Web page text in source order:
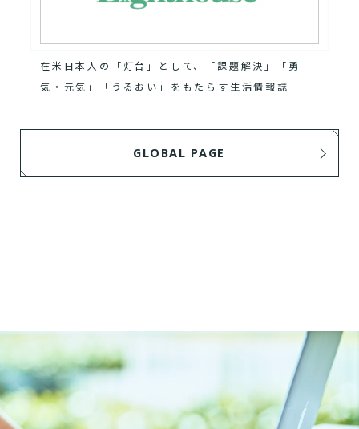
在米日本人の「灯台」として、「課題解決」「勇
気・元気」「うるおい」をもたらす生活情報誌
GLOBAL PAGE